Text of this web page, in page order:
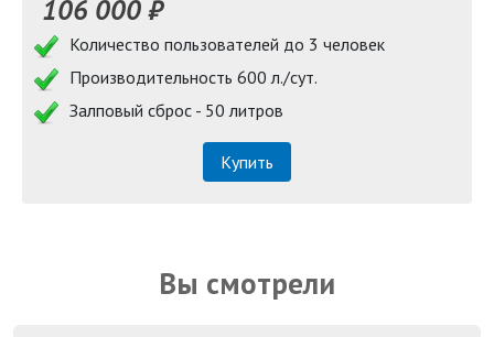
106 000 ₽
Количество пользователей до 3 человек
Производительность 600 л./сут.
Залповый сброс - 50 литров
Купить
Вы смотрели